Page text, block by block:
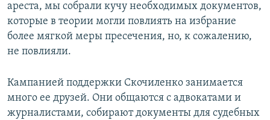
ареста, мы собрали кучу необходимых документов,
которые в теории могли повлиять на избрание
более мягкой меры пресечения, но, к сожалению,
не повлияли.
Кампанией поддержки Скочиленко занимается
много ее друзей. Они общаются с адвокатами и
журналистами, собирают документы для судебных